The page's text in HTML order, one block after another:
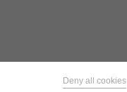
Deny all cookies